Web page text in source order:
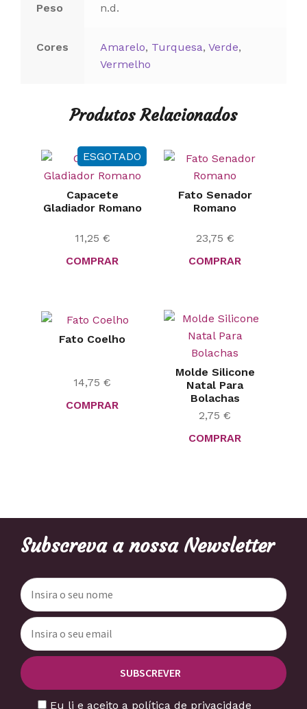
Peso n.d.
Cores Amarelo, Turquesa, Verde,
Vermelho
Produtos Relacionados
ESGOTADO
Capacete
Gladiador Romano
11,25 €
COMPRAR
Fato Senador
Romano
23,75 €
COMPRAR
Fato Coelho
14,75 €
COMPRAR
Molde Silicone
Natal Para
Bolachas
2,75 €
COMPRAR
Subscreva a nossa Newsletter
Eu li e aceito a política de privacidade